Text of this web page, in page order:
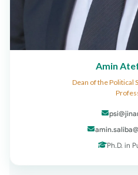
Amin
Dean of the Political
Ph.D. in